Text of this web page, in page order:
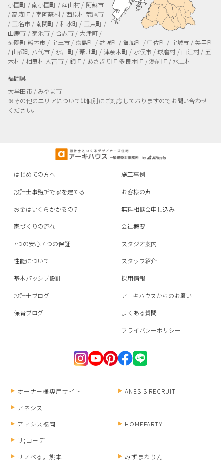
小国町 / 南小国町 / 産山村 / 阿蘇市
/ 高森町 / 南阿蘇村 / 西原村 荒尾市
/ 玉名市 / 南関町 / 和水町 / 玉東町 /
山鹿市 / 菊池市 / 合志市 / 大津町 /
菊陽町 熊本市 / 宇土市 / 嘉島町 / 益城町 / 御船町 / 甲佐町 / 宇城市 / 美里町
/ 山都町 八代市 / 氷川町 / 葦北町 / 津奈木町 / 水俣市 / 球磨村 / 山江村 / 五
木村 / 相良村人吉市 / 錦町 / あさぎり町 多良木町 / 湯前町 / 水上村
福岡県
大牟田市 / みやま市
※その他のエリアについては個別にご対応しておりますのでお問い合わせ
ください。
はじめての方へ
設計士事務所で家を建てる
お金はいくらかかるの？
家づくりの流れ
7つの安心７つの保証
性能について
基本パッシブ設計
設計士ブログ
保育ブログ
施工事例
お客様の声
無料相談会申し込み
会社概要
スタジオ案内
スタッフ紹介
採用情報
アーキハウスからのお願い
よくある質問
プライバシーポリシー
オーナー様専用サイト
ANESIS RECRUIT
アネシス
アネシス福岡
HOMEPARTY
リ;コーデ
リノベる。熊本
みずまわりん